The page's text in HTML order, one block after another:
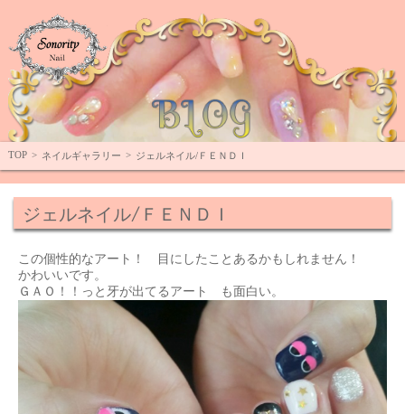
TOP > ネイルギャラリー > ジェルネイル/ＦＥＮＤＩ
ジェルネイル/ＦＥＮＤＩ
この個性的なアート！ 目にしたことあるかもしれません！
かわいいです。
ＧＡＯ！！っと牙が出てるアート も面白い。